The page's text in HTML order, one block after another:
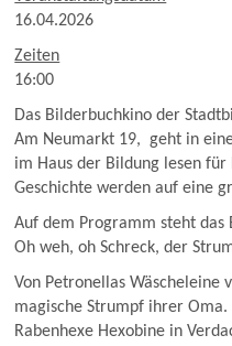
16.04.2026
Zeiten
16:00
Das Bilderbuchkino der
Am Neumarkt 19, geht in
im Haus der Bildung lesen
Geschichte werden auf eine
Auf dem Programm steht das
Oh weh, oh Schreck, der
Von Petronellas Wäscheleine
magische Strumpf ihrer
Rabenhexe Hexobine in